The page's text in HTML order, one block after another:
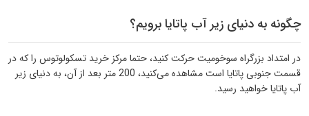
چگونه به دنیای زیر آب پاتایا برویم؟
در امتداد بزرگراه سوخومیت حرکت کنید، حتما مرکز خرید تسکولوتوس را که در
قسمت جنوبی پاتایا است مشاهده می‌کنید، 200 متر بعد از آن، به دنیای زیر
آب پاتایا خواهید رسید.